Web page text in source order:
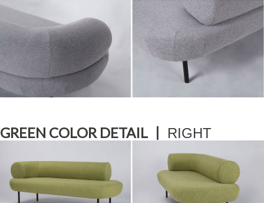
GREEN COLOR DETAIL ㅣ RIGHT